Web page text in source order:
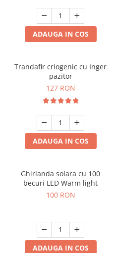
ADAUGA IN COS
Trandafir criogenic cu Inger
pazitor
127 RON
ADAUGA IN COS
Ghirlanda solara cu 100
becuri LED Warm light
100 RON
ADAUGA IN COS